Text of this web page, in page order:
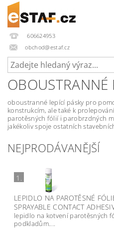
606624953
obchod@estaf.cz
OBOUSTRANNÉ
oboustranné lepící pásky pro
konstrukcím, ale také k
parotěsných fólií i parobrzdných
jakékoliv spoje ostatních
NEJPRODÁVANĚJŠÍ
1.
LEPIDLO NA PAROTĚSNÉ
SPRAYABLE CONTACT
lepidlo na kotvení parotěsných
podkladům....